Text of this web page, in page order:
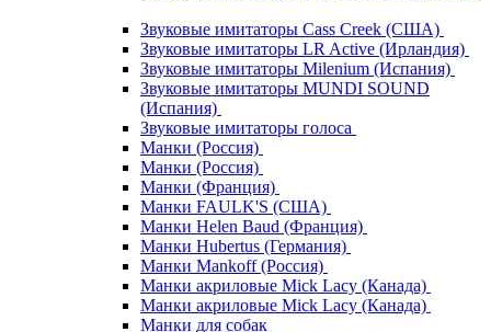
Звуковые имитаторы Cass Creek (США)
Звуковые имитаторы LR Active (Ирландия)
Звуковые имитаторы Milenium (Испания)
Звуковые имитаторы MUNDI SOUND
(Испания)
Звуковые имитаторы голоса
Манки (Россия)
Манки (Россия)
Манки (Франция)
Манки FAULK'S (США)
Манки Helen Baud (Франция)
Манки Hubertus (Германия)
Манки Mankoff (Россия)
Манки акриловые Mick Lacy (Канада)
Манки акриловые Mick Lacy (Канада)
Манки для собак